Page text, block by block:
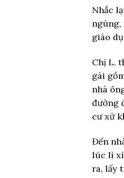
Nhắc
ngùng,
giáo
Chị L.
gái
nhà
đường
cư xử
Đến
lúc lì
ra, lấy